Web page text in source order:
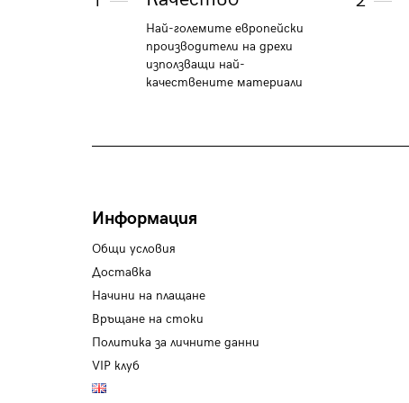
Най-големите европейски
производители на дрехи
използващи най-
качествените материали
Информация
Общи условия
Доставка
Начини на плащане
Връщане на стоки
Политика за личните данни
VIP клуб